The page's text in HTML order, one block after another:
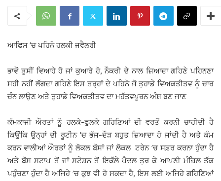
ਆਫਿਸ ’ਚ ਪਹਿਨੋ ਹਲਕੀ ਜਵੈਲਰੀ
ਭਾਵੇਂ ਤੁਸੀਂ ਵਿਆਹੇ ਹੋ ਜਾਂ ਕੁਆਰੇ ਹੋ, ਨੌਕਰੀ ਦੇ ਨਾਲ ਜ਼ਿਆਦਾ ਗਹਿਣੇ ਪਹਿਨਣਾ
ਸਹੀ ਨਹੀਂ ਲੱਗਦਾ ਗਹਿਣੇ ਇਸ ਤਰ੍ਹਾਂ ਦੇ ਪਹਿਨੋ ਜੋ ਤੁਹਾਡੇ ਵਿਅਕਤੀਤਵ ਨੂੰ ਚਾਰ
ਚੰਨ ਲਾਉਣ ਅਤੇ ਤੁਹਾਡੇ ਵਿਅਕਤੀਤਵ ਦਾ ਮਹੱਤਵਪੂਰਨ ਅੰਸ਼ ਬਣ ਜਾਣ
ਕੰਮਕਾਜੀ ਔਰਤਾਂ ਨੂੰ ਹਲਕੇ-ਫੁਲਕੇ ਗਹਿਣਿਆਂ ਦੀ ਵਰਤੋਂ ਕਰਨੀ ਚਾਹੀਦੀ ਹੈ
ਕਿਉਂਕਿ ਉਨ੍ਹਾਂ ਦੀ ਰੂਟੀਨ ’ਚ ਭੱਜ-ਦੌੜ ਬਹੁਤ ਜ਼ਿਆਦਾ ਹੋ ਜਾਂਦੀ ਹੈ ਅਤੇ ਕੰਮ
ਕਰਨ ਵਾਲੀਆਂ ਔਰਤਾਂ ਨੂੰ ਲੋਕਲ ਬੱਸਾਂ ਜਾਂ ਲੋਕਲ ਟਰੇਨ ’ਚ ਸਫ਼ਰ ਕਰਨਾ ਹੁੰਦਾ ਹੈ
ਅਤੇ ਬੱਸ ਸਟਾਪ ਤੋਂ ਜਾਂ ਸਟੇਸ਼ਨ ਤੋਂ ਇਕੱਲੇ ਪੈਦਲ ਤੁਰ ਕੇ ਆਪਣੀ ਮੰਜ਼ਿਲ ਤੱਕ
ਪਹੁੰਚਣਾ ਹੁੰਦਾ ਹੈ ਅਜਿਹੇ ’ਚ ਕੁਝ ਵੀ ਹੋ ਸਕਦਾ ਹੈ, ਇਸ ਲਈ ਅਜਿਹੇ ਗਹਿਣਿਆਂ